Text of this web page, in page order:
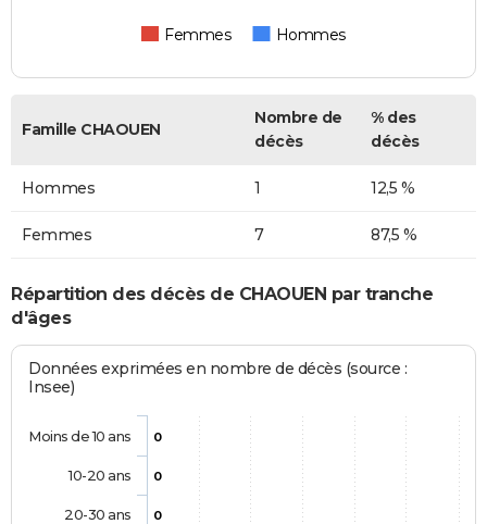
Femmes Hommes
Famille CHAOUEN
Nombre de
décès
% des
décès
Hommes 1 12,5 %
Femmes 7 87,5 %
Répartition des décès de CHAOUEN par tranche
d'âges
Données exprimées en nombre de décès (source :
Insee)
0
0
0
Moins de 10 ans
10-20 ans
20-30 ans